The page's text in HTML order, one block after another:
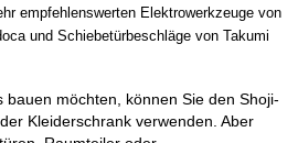
empfehlenswerten Elektrowerkzeuge von
und Schiebetürbeschläge von Takumi
bauen möchten, können Sie den Shoji-
Kleiderschrank verwenden. Aber